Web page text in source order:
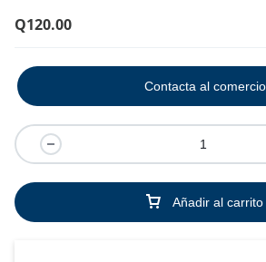
Q120.00
Añadir al carrito
Contacta al comercio